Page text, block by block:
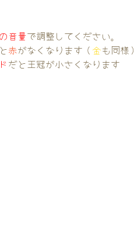
音量で調整してください。
赤がなくなります（ 金も同様）
だと王冠が小さくなります